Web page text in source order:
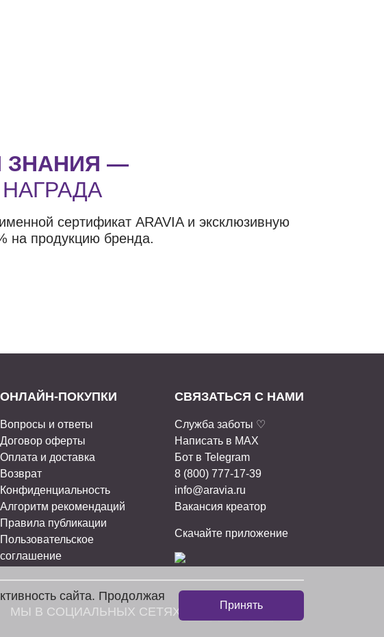
ЗНАНИЯ —
сертификат ARAVIA и эксклюзивную
на продукцию бренда.
ОНЛАЙН-ПОКУПКИ
Вопросы и ответы
Договор оферты
Оплата и доставка
Возврат
Конфиденциальность
Алгоритм рекомендаций
Правила публикации
Пользовательское
соглашение
СВЯЗАТЬСЯ С НАМИ
Служба заботы ♡
Написать в MAX
Бот в Telegram
8 (800) 777-17-39
info@aravia.ru
Вакансия креатор
Скачайте приложение
МЫ В СОЦИАЛЬНЫХ СЕТЯХ:
сайта. Продолжая
Принять